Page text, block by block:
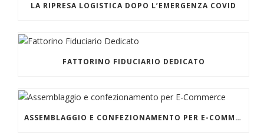
LA RIPRESA LOGISTICA DOPO L’EMERGENZA COVID
FATTORINO FIDUCIARIO DEDICATO
ASSEMBLAGGIO E CONFEZIONAMENTO PER E-COMMERCE